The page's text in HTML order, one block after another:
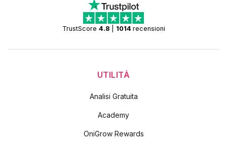
TrustScore 4.8 1014 recensioni
UTILITÀ
Analisi Gratuita
Academy
OniGrow Rewards